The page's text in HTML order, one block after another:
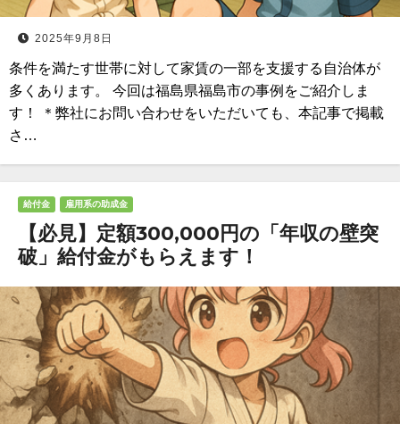
2025年9月8日
条件を満たす世帯に対して家賃の一部を支援する自治体が
多くあります。 今回は福島県福島市の事例をご紹介しま
す！ ＊弊社にお問い合わせをいただいても、本記事で掲載
さ…
給付金 雇用系の助成金
【必見】定額300,000円の「年収の壁突
破」給付金がもらえます！